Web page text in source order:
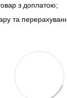
з доплатою;
та